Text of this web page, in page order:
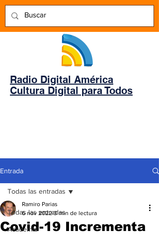
Radio Digital América
Cultura Digital para Todos
Entrada
Todas las entradas
Academia
Todas las entradas
Covid-19 Incrementa
Ramiro Parias
6 nov 2022 3 min de lectura